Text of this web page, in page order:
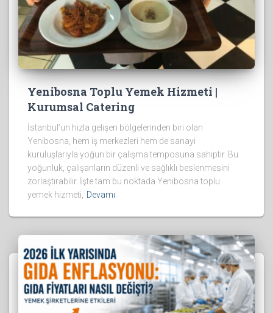
Yenibosna Toplu Yemek Hizmeti |
Kurumsal Catering
İstanbul’un hızla gelişen bölgelerinden biri olan
Yenibosna, hem iş merkezleri hem de sanayi
kuruluşlarıyla yoğun bir çalışma temposuna sahiptir. Bu
yoğunluk, çalışanların düzenli ve sağlıklı beslenmesini
zorlaştırabilir. İşte tam bu noktada Yenibosna toplu
yemek hizmeti, Devamı